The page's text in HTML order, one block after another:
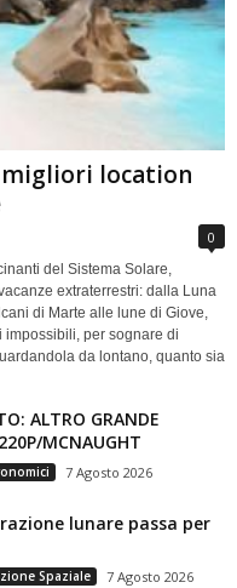
migliori location
0
del Sistema Solare,
extraterrestri: dalla Luna
di Marte alle lune di Giove,
impossibili, per sognare di
da lontano, quanto sia
ALTRO GRANDE
MCNAUGHT
7 Agosto 2026
lunare passa per
Spaziale 7 Agosto 2026